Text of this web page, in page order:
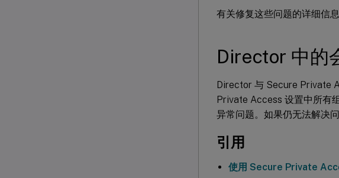
有关修复这些问题的详细信
Director 中的
Director 与 Secure Private
Private Access 设置中所有
异常问题。如果仍无法解决
引用
使用 Secure Private